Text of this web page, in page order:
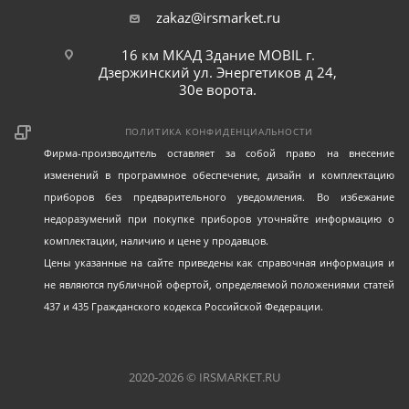
zakaz@irsmarket.ru
16 км МКАД Здание MOBIL г.
Дзержинский ул. Энергетиков д 24,
30е ворота.
ПОЛИТИКА КОНФИДЕНЦИАЛЬНОСТИ
Фирма-производитель оставляет за собой право на внесение
изменений в программное обеспечение, дизайн и комплектацию
приборов без предварительного уведомления. Во избежание
недоразумений при покупке приборов уточняйте информацию о
комплектации, наличию и цене у продавцов.
Цены указанные на сайте приведены как справочная информация и
не являются публичной офертой, определяемой положениями статей
437 и 435 Гражданского кодекса Российской Федерации.
2020-2026 © IRSMARKET.RU